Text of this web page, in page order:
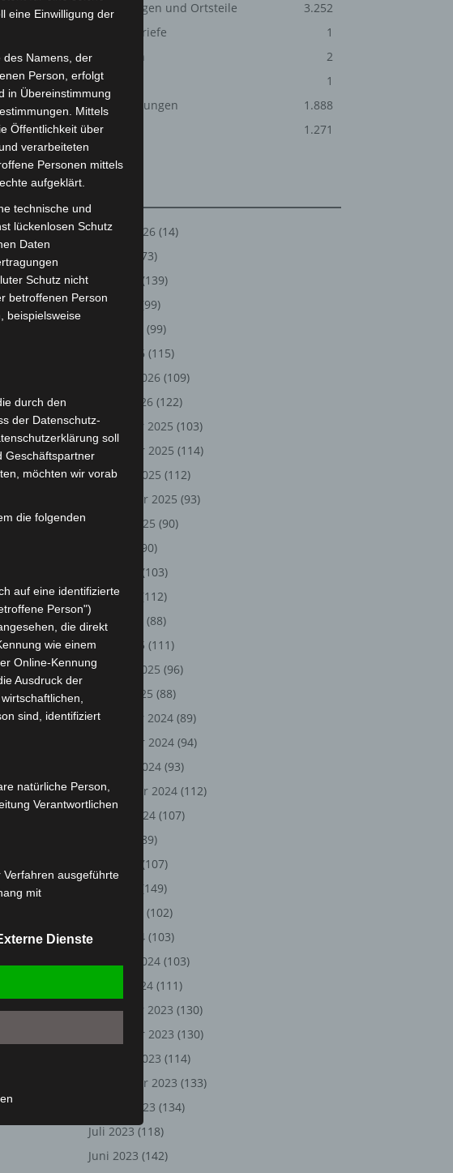
aus
Roten
Langenhagen und Ortsteile
3.252
Leserbriefe
1
Menschen
2
Über uns
1
Veranstaltungen
1.888
Welt
1.271
August 2026 (14)
(73)
(139)
Mai 2026
(99)
(99)
März 2026 (115)
Februar 2026 (109)
Januar 2026 (122)
Dezember 2025 (103)
November 2025 (114)
Oktober 2025 (112)
September 2025 (93)
August 2025 (90)
(90)
(103)
Mai 2025
(112)
April 2025
(88)
März 2025 (111)
Februar 2025 (96)
Januar 2025 (88)
Dezember 2024 (89)
November 2024 (94)
Oktober 2024 (93)
September 2024 (112)
August 2024 (107)
(89)
(107)
(149)
(102)
März 2024 (103)
Februar 2024 (103)
Januar 2024 (111)
Dezember 2023 (130)
November 2023 (130)
Oktober 2023 (114)
September 2023 (133)
August 2023 (134)
Juli 2023 (118)
Juni 2023 (142)
eine Einwilligung der
des Namens, der
Person, erfolgt
in Übereinstimmung
Mittels
Öffentlichkeit über
verarbeiteten
Personen mittels
aufgeklärt.
technische und
lückenlosen Schutz
Daten
Schutz nicht
betroffenen Person
beispielsweise
durch den
der Datenschutz-
soll
Geschäftspartner
möchten wir vorab
die folgenden
auf eine identifizierte
Person")
die direkt
wie einem
Online-Kennung
Ausdruck der
sind, identifiziert
natürliche Person,
Verantwortlichen
ausgeführte
mit
das Auslesen,
Verbreitung
die Verknüpfung,
Daten verwendet
natürliche Person
Dienste